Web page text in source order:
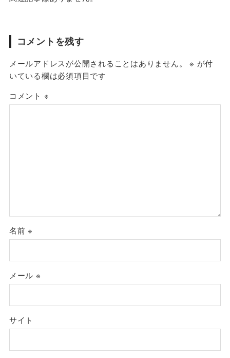
コメントを残す
メールアドレスが公開されることはありません。 ※ が付
いている欄は必須項目です
コメント ※
名前※
メール ※
サイト